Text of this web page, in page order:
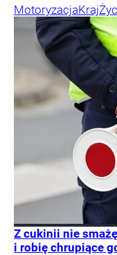
MotoryzacjaKraj
Z cukinii nie
i robię chrupiące